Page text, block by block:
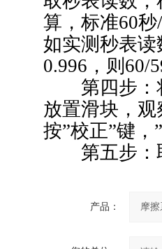
算，标准60
如实测秒表读
0.996，则60/
第四步：将
放置滑块，
按”校正”键，
第五步：
产品：